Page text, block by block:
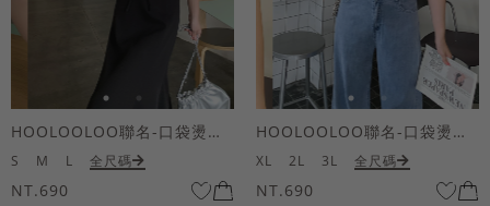
HOOLOOLOO聯名-口袋燙金KUKU熊短袖上衣
S M L 全尺碼
NT.690
HOOLOOLOO聯名-口袋燙金KUKU熊短袖上衣
XL 2L 3L 全尺碼
NT.690